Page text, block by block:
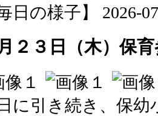
毎日の様子】 2026-
２３日（木）保
に引き続き、保